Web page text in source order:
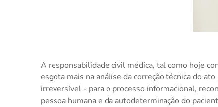
A responsabilidade civil médica, tal como hoje
esgota mais na análise da correção técnica do
irreversível - para o processo informacional,
pessoa humana e da autodeterminação do